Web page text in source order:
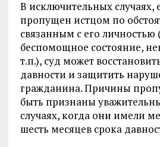
В исключительных случаях,
пропущен истцом по
связанным с его личностью
беспомощное состояние,
т.п.), суд может
давности и защитить
гражданина. Причины
быть признаны
случаях, когда они имели
шесть месяцев срока